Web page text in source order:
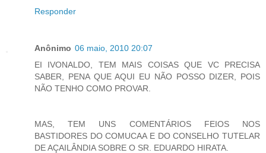
Responder
Anônimo 06 maio, 2010 20:07
EI IVONALDO, TEM MAIS COISAS QUE VC PRECISA
SABER, PENA QUE AQUI EU NÃO POSSO DIZER, POIS
NÃO TENHO COMO PROVAR.
MAS, TEM UNS COMENTÁRIOS FEIOS NOS
BASTIDORES DO COMUCAA E DO CONSELHO TUTELAR
DE AÇAILÂNDIA SOBRE O SR. EDUARDO HIRATA.